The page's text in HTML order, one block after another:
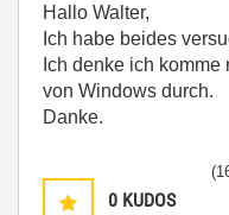
Hallo Walter,
Ich habe beides
Ich denke ich
von Windows durch.
Danke.
0 KUDOS